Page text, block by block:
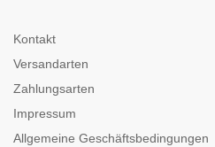
Kontakt
Versandarten
Zahlungsarten
Impressum
Allgemeine Geschäftsbedingungen